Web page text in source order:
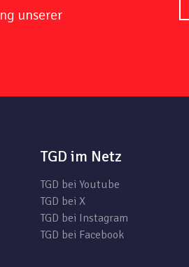
unserer
TGD im Netz
TGD bei Youtube
TGD bei X
TGD bei Instagram
TGD bei Facebook